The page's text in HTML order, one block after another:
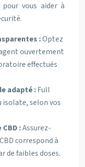
vous aider à
:Optez
ouvertement
effectués
adapté :Full
selon vos
:Assurez-
correspond à
de faibles doses.